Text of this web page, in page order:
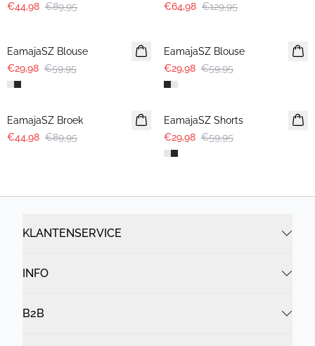
€44,98 €89,95
€64,98 €129,95
EamajaSZ Blouse
€29,98 €59,95
EamajaSZ Blouse
€29,98 €59,95
-50%
EamajaSZ Broek
€44,98 €89,95
-50%
EamajaSZ Shorts
€29,98 €59,95
KLANTENSERVICE
INFO
B2B